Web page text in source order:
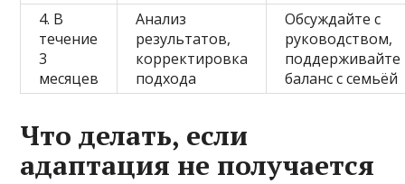
4. В
течение
3
месяцев
Анализ
результатов,
корректировка
подхода
Обсуждайте с
руководством,
поддерживайте
баланс с семьёй
Что делать, если
адаптация не получается